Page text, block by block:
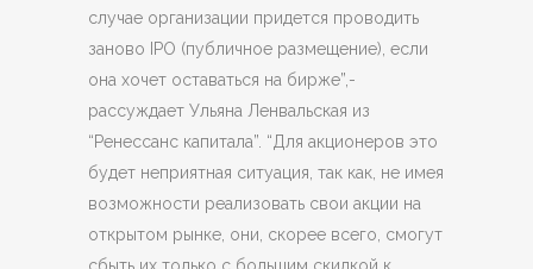
случае организации придется проводить
заново IPO (публичное размещение), если
она хочет оставаться на бирже”,-
рассуждает Ульяна Ленвальская из
“Ренессанс капитала”. “Для акционеров это
будет неприятная ситуация, так как, не имея
возможности реализовать свои акции на
открытом рынке, они, скорее всего, смогут